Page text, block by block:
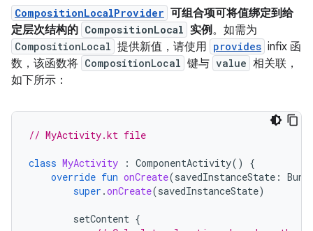
CompositionLocalProvider 可组合项可将值绑定到给
定层次结构的 CompositionLocal 实例。如需为
CompositionLocal 提供新值，请使用 provides infix 函
数，该函数将 CompositionLocal 键与 value 相关联，
如下所示：
// MyActivity.kt file
class MyActivity : ComponentActivity()
{
override fun onCreate(savedInstanceState :
super .onCreate(savedInstanceState)
setContent {